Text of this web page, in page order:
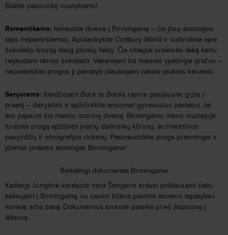
Būkite pasiruošę nuotykiams!
Romantikams: keliaukite dviese į Birmingamą – čia jūsų atostogos
taps nepamirštamos. Apsilankykite Cadbury World ir sužinokite apie
šokolado istoriją daug įdomių faktų. Čia smagiai praleisite laiką kartu
ragaudami tikrojo šokolado. Vakarėjant šis miestas ypatingai gražus –
nepraleiskite progos jį pamatyti plaukiojant valtele jaukiais kanalais.
Senjorams: klaidžiojant Back to Backs rajone pasijausite grįžę į
praeitį – dairykitės ir apžiūrėkite anuomet gyvavusius pastatus, tai
leis pajausti šio miesto istorinę dvasią. Birmingamo meno muziejuje
turėsite progą apžiūrėti įvairių dailininkų kūrinių, architektūros
pavyzdžių ir etnografijos rinkinių. Pasinaudokite proga prasmingai ir
įdomiai praleisti atostogas Birmingame!
Reikalingi dokumentai Birmingame
Kadangi Jungtinė karalystė nėra Šengeno erdvei priklausanti šalis,
keliaujant į Birmingamą, su savimi būtina pasiimti asmens tapatybės
kortelę arba pasą. Dokumentus turėsite pateikti prieš įlaipinimą į
lėktuvą.